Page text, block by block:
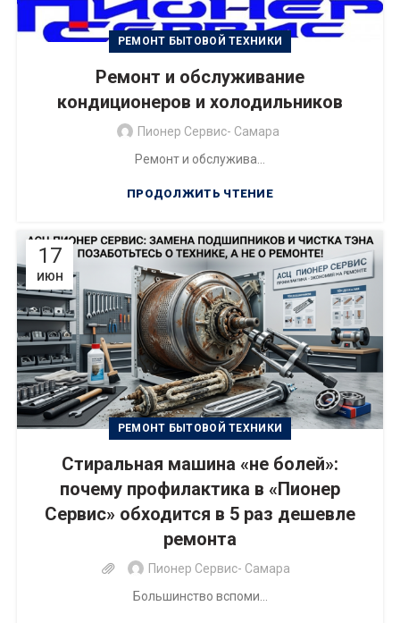
РЕМОНТ БЫТОВОЙ ТЕХНИКИ
Ремонт и обслуживание
кондиционеров и холодильников
Пионер Сервис- Самара
Ремонт и обслужива...
ПРОДОЛЖИТЬ ЧТЕНИЕ
17
ИЮН
РЕМОНТ БЫТОВОЙ ТЕХНИКИ
Стиральная машина «не болей»:
почему профилактика в «Пионер
Сервис» обходится в 5 раз дешевле
ремонта
Пионер Сервис- Самара
Большинство вспоми...